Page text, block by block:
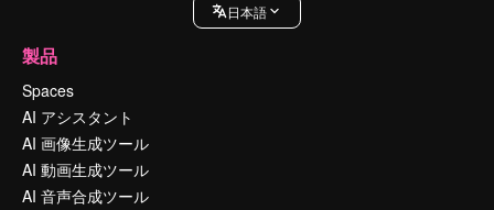
日本語
製品
Spaces
AI アシスタント
AI 画像生成ツール
AI 動画生成ツール
AI 音声合成ツール